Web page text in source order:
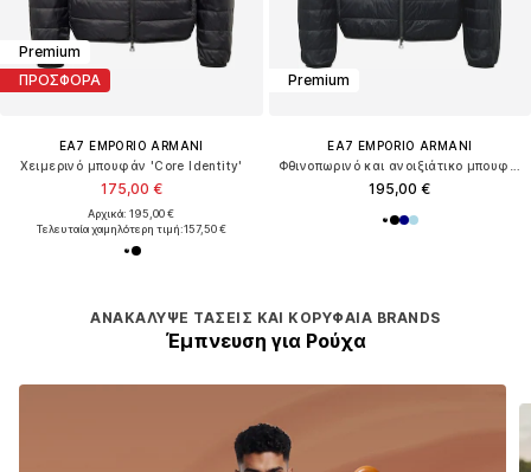
Premium
ΠΡΟΣΦΟΡΑ
EA7 EMPORIO ARMANI
Χειμερινό μπουφάν 'Core Identity'
175,00 €
Αρχικά: 195,00 €
Τελευταία χαμηλότερη τιμή:157,50 €
Premium
EA7 EMPORIO ARMANI
195,00 €
ΑΝΑΚΆΛΥΨΕ ΤΆΣΕΙΣ ΚΑΙ ΚΟΡΥΦΑΊΑ BRANDS
Έμπνευση για Ρούχα